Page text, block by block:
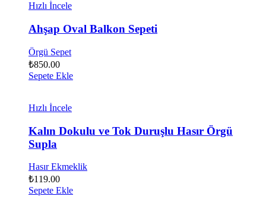
Hızlı İncele
Ahşap Oval Balkon Sepeti
Örgü Sepet
₺850.00
Sepete Ekle
Hızlı İncele
Kalın Dokulu ve Tok Duruşlu Hasır Örgü
Supla
Hasır Ekmeklik
₺119.00
Sepete Ekle